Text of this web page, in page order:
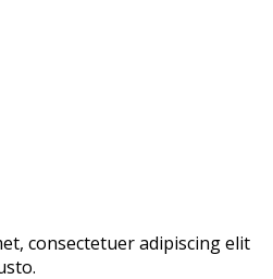
consectetuer adipiscing elit